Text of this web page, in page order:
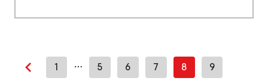
Edellinen sivu
1 … 5 6 7 8 9